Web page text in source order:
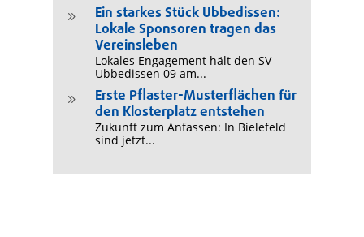
9
Ein starkes Stück Ubbedissen:
Lokale Sponsoren tragen das
Vereinsleben
Lokales Engagement hält den SV
Ubbedissen 09 am...
9
Erste Pflaster-Musterflächen für
den Klosterplatz entstehen
Zukunft zum Anfassen: In Bielefeld
sind jetzt...